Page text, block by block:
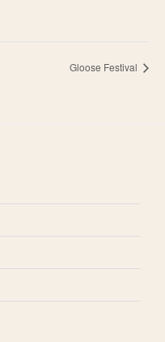
Gloose Festival